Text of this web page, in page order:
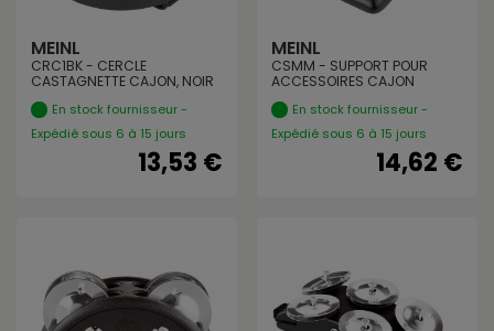
MEINL
CRC1BK - CERCLE
CASTAGNETTE CAJON, NOIR
En stock fournisseur -
Expédié sous 6 à 15 jours
13,53 €
MEINL
CSMM - SUPPORT POUR
ACCESSOIRES CAJON
En stock fournisseur -
Expédié sous 6 à 15 jours
14,62 €